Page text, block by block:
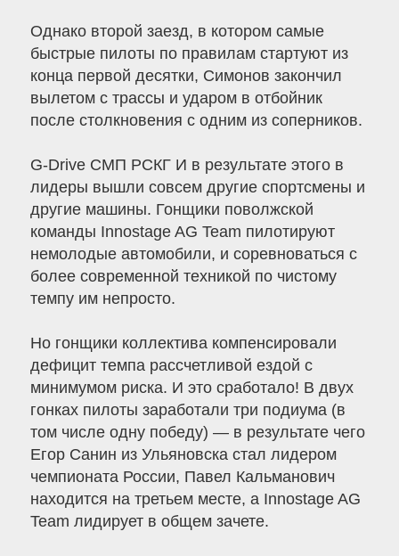
Однако второй заезд, в котором самые
быстрые пилоты по правилам стартуют из
конца первой десятки, Симонов закончил
вылетом с трассы и ударом в отбойник
после столкновения с одним из соперников.
G-Drive СМП РСКГ И в результате этого в
лидеры вышли совсем другие спортсмены и
другие машины. Гонщики поволжской
команды Innostage AG Team пилотируют
немолодые автомобили, и соревноваться с
более современной техникой по чистому
темпу им непросто.
Но гонщики коллектива компенсировали
дефицит темпа рассчетливой ездой с
минимумом риска. И это сработало! В двух
гонках пилоты заработали три подиума (в
том числе одну победу) — в результате чего
Егор Санин из Ульяновска стал лидером
чемпионата России, Павел Кальманович
находится на третьем месте, а Innostage AG
Team лидирует в общем зачете.